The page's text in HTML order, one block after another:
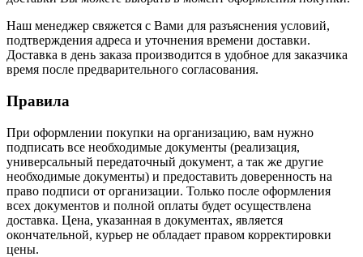
Наш менеджер свяжется с Вами для разъяснения условий,
подтверждения адреса и уточнения времени доставки.
Доставка в день заказа производится в удобное для заказчика
время после предварительного согласования.
Правила
При оформлении покупки на организацию, вам нужно
подписать все необходимые документы (реализация,
универсальный передаточный документ, а так же другие
необходимые документы) и предоставить доверенность на
право подписи от организации. Только после оформления
всех документов и полной оплаты будет осуществлена
доставка. Цена, указанная в документах, является
окончательной, курьер не обладает правом корректировки
цены.